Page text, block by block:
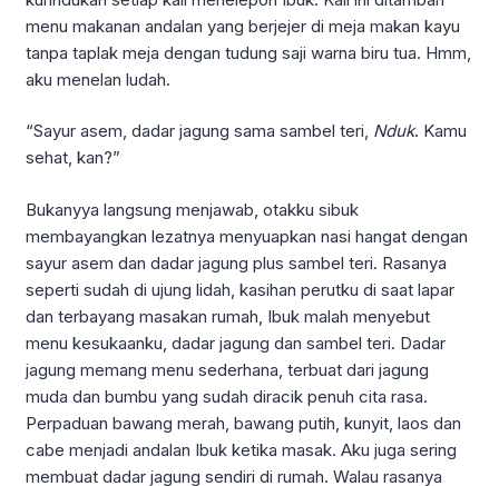
menu makanan andalan yang berjejer di meja makan kayu
tanpa taplak meja dengan tudung saji warna biru tua. Hmm,
aku menelan ludah.
“Sayur asem, dadar jagung sama sambel teri, Nduk. Kamu
sehat, kan?”
Bukanyya langsung menjawab, otakku sibuk
membayangkan lezatnya menyuapkan nasi hangat dengan
sayur asem dan dadar jagung plus sambel teri. Rasanya
seperti sudah di ujung lidah, kasihan perutku di saat lapar
dan terbayang masakan rumah, Ibuk malah menyebut
menu kesukaanku, dadar jagung dan sambel teri. Dadar
jagung memang menu sederhana, terbuat dari jagung
muda dan bumbu yang sudah diracik penuh cita rasa.
Perpaduan bawang merah, bawang putih, kunyit, laos dan
cabe menjadi andalan Ibuk ketika masak. Aku juga sering
membuat dadar jagung sendiri di rumah. Walau rasanya